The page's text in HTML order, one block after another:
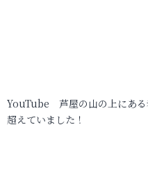
YouTube 芦屋の山の上にある
超えていました！